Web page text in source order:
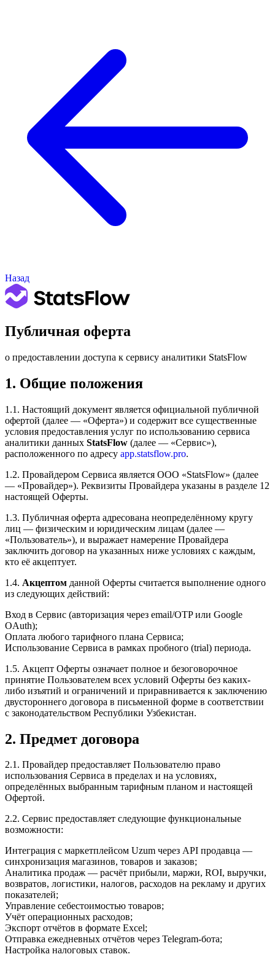
Назад
Публичная оферта
о предоставлении доступа к сервису аналитики StatsFlow
1. Общие положения
1.1. Настоящий документ является официальной публичной
офертой (далее — «Оферта») и содержит все существенные
условия предоставления услуг по использованию сервиса
аналитики данных StatsFlow (далее — «Сервис»),
расположенного по адресу app.statsflow.pro.
1.2. Провайдером Сервиса является ООО «StatsFlow» (далее
— «Провайдер»). Реквизиты Провайдера указаны в разделе 12
настоящей Оферты.
1.3. Публичная оферта адресована неопределённому кругу
лиц — физическим и юридическим лицам (далее —
«Пользователь»), и выражает намерение Провайдера
заключить договор на указанных ниже условиях с каждым,
кто её акцептует.
1.4. Акцептом данной Оферты считается выполнение одного
из следующих действий:
Вход в Сервис (авторизация через email/OTP или Google
OAuth);
Оплата любого тарифного плана Сервиса;
Использование Сервиса в рамках пробного (trial) периода.
1.5. Акцепт Оферты означает полное и безоговорочное
принятие Пользователем всех условий Оферты без каких-
либо изъятий и ограничений и приравнивается к заключению
двустороннего договора в письменной форме в соответствии
с законодательством Республики Узбекистан.
2. Предмет договора
2.1. Провайдер предоставляет Пользователю право
использования Сервиса в пределах и на условиях,
определённых выбранным тарифным планом и настоящей
Офертой.
2.2. Сервис предоставляет следующие функциональные
возможности:
Интеграция с маркетплейсом Uzum через API продавца —
синхронизация магазинов, товаров и заказов;
Аналитика продаж — расчёт прибыли, маржи, ROI, выручки,
возвратов, логистики, налогов, расходов на рекламу и других
показателей;
Управление себестоимостью товаров;
Учёт операционных расходов;
Экспорт отчётов в формате Excel;
Отправка ежедневных отчётов через Telegram-бота;
Настройка налоговых ставок.